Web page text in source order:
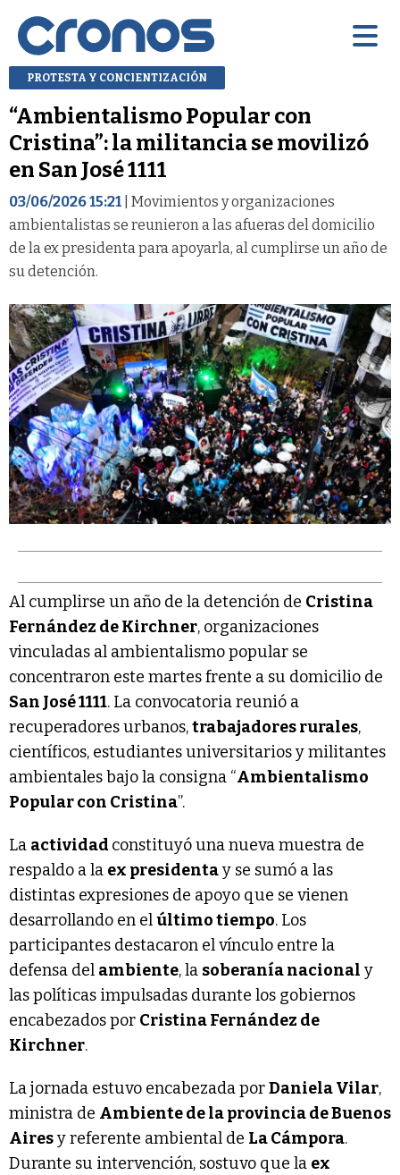
PROTESTA Y CONCIENTIZACIÓN
“Ambientalismo Popular con
Cristina”: la militancia se movilizó
en San José 1111
03/06/2026 15:21 | Movimientos y organizaciones
ambientalistas se reunieron a las afueras del domicilio
de la ex presidenta para apoyarla, al cumplirse un año de
su detención.
Al cumplirse un año de la detención de Cristina
Fernández de Kirchner, organizaciones
vinculadas al ambientalismo popular se
concentraron este martes frente a su domicilio de
San José 1111. La convocatoria reunió a
recuperadores urbanos,trabajadores rurales,
científicos, estudiantes universitarios y militantes
ambientales bajo la consigna “Ambientalismo
Popular con Cristina”.
La actividad constituyó una nueva muestra de
respaldo a la ex presidentay se sumó a las
distintas expresiones de apoyo que se vienen
desarrollando en elúltimo tiempo. Los
participantes destacaron el vínculo entre la
defensa del ambiente, la soberanía nacional y
las políticas impulsadas durante los gobiernos
encabezados por Cristina Fernández de
Kirchner.
La jornada estuvo encabezada porDaniela Vilar,
ministra de Ambiente de la provincia de Buenos
Airesy referente ambiental de La Cámpora.
Durante su intervención, sostuvo que la ex